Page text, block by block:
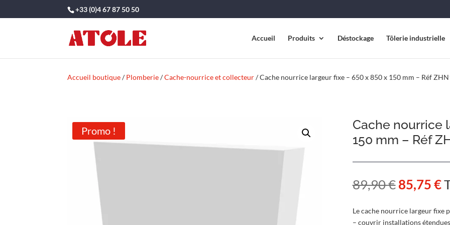
+33 (0)4 67 87 50 50
Accueil Produits Déstockage Tôlerie industrielle
Accueil boutique/Plomberie/Cache-nourrice et collecteur/ Cache nourrice largeur fixe – 650 x 850 x 150 mm – Réf
Promo !
Cache nourrice
150 mm – Réf
89,90€ Le
prix
initial
était :
85,75€
Le cache nourrice largeur fixe
– couvrir installations étendues